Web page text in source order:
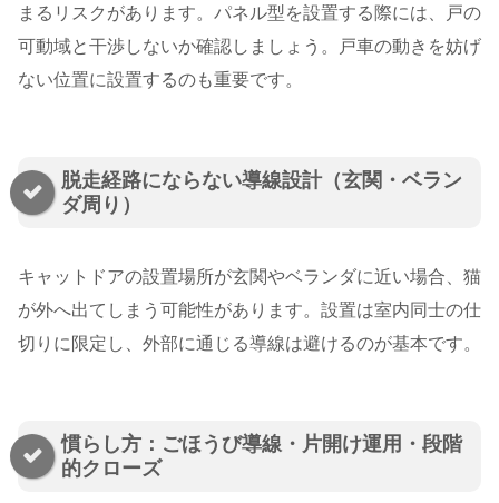
まるリスクがあります。パネル型を設置する際には、戸の
可動域と干渉しないか確認しましょう。戸車の動きを妨げ
ない位置に設置するのも重要です。
脱走経路にならない導線設計（玄関・ベラン
ダ周り）
キャットドアの設置場所が玄関やベランダに近い場合、猫
が外へ出てしまう可能性があります。設置は室内同士の仕
切りに限定し、外部に通じる導線は避けるのが基本です。
慣らし方：ごほうび導線・片開け運用・段階
的クローズ